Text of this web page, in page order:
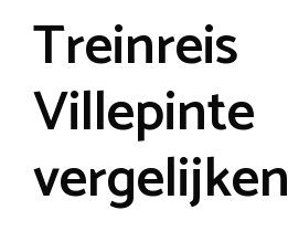
Treinreis
Villepinte
vergelijken